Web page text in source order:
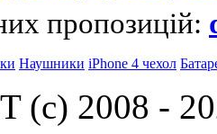
пропозицій:
Наушники iPhone 4 чехол
(c) 2008 -